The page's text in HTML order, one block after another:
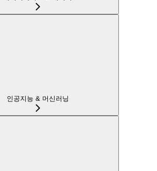
인공지능 & 머신러닝